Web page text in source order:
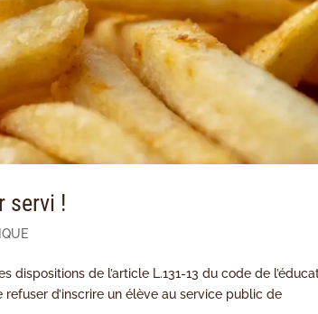
servi !
dispositions de l’article L.131-13 du code de
d’inscrire un élève au service public de